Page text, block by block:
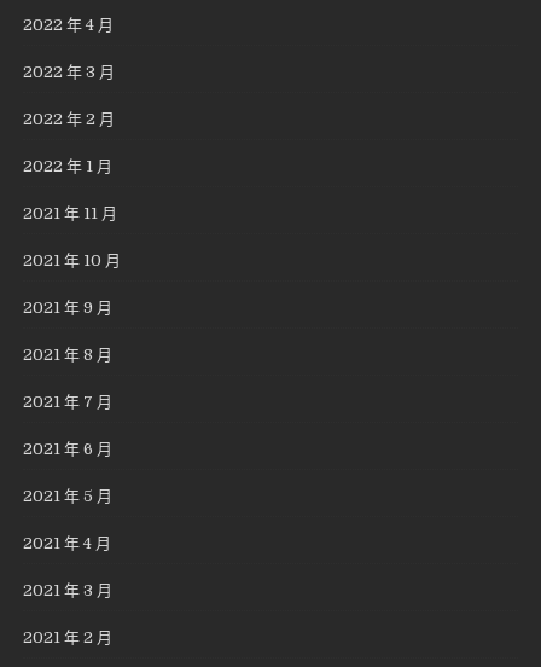
2022 年 4 月
2022 年 3 月
2022 年 2 月
2022 年 1 月
2021 年 11 月
2021 年 10 月
2021 年 9 月
2021 年 8 月
2021 年 7 月
2021 年 6 月
2021 年 5 月
2021 年 4 月
2021 年 3 月
2021 年 2 月